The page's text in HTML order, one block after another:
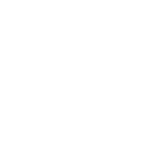
Uudet Polestar 4, Polestar
nyt huolettomalla